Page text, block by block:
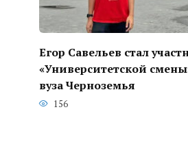
Егор Савельев стал
«Университетской
вуза Черноземья
156